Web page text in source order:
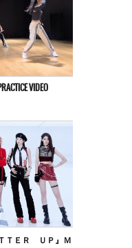
VIDEO
ＴＥＲ ＵＰ』Ｍ